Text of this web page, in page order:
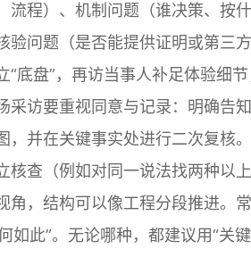
流程）、机制问题（谁决策、按
验问题（是否能提供证明或第三
底盘”，再访当事人补足体验细
采访要重视同意与记录：明确告
，并在关键事实处进行二次复核
核查（例如对同一说法找两种以
角，结构可以像工程分段推进。
如此”。无论哪种，都建议用“